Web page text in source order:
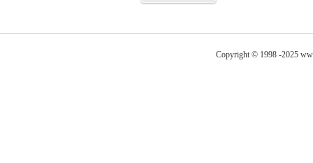
Copyright © 1998 -2025